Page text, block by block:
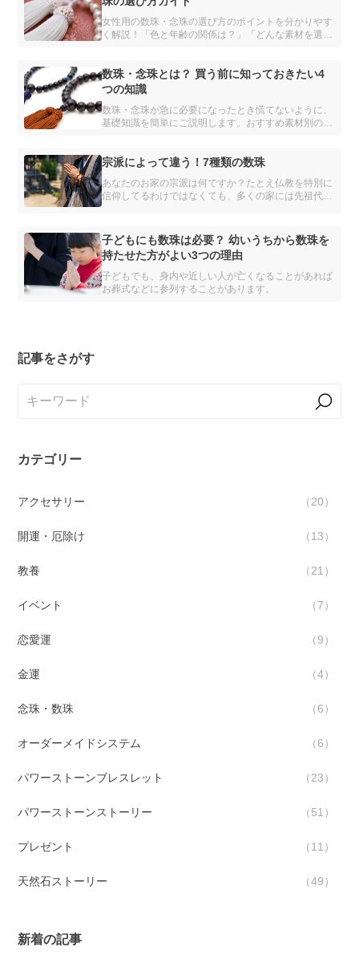
女性用の数珠・念珠の選び方のポイントを分かりやす
く解説！「色と年齢の関係は？」「どんな素材を選べ
分だけの数珠をオーダーメイドできるサービスも。
数珠・念珠とは？ 買う前に知っておきたい4
つの知識
数珠・念珠が急に必要になったとき慌てないように、
基礎知識を簡単にご説明します。おすすめ素材別の略
宗派によって違う！7種類の数珠
あなたのお家の宗派は何ですか？たとえ仏教を特別に
信仰してるわけではなくても、多くの家には先祖代々
子どもにも数珠は必要？ 幼いうちから数珠を
持たせた方がよい3つの理由
子どもでも、身内や近しい人が亡くなることがあれば
お葬式などに参列することがあります。
記事をさがす
カテゴリー
アクセサリー 20
開運・厄除け 13
教養 21
イベント 7
恋愛運 9
金運 4
念珠・数珠 6
オーダーメイドシステム 6
パワーストーンブレスレット 23
パワーストーンストーリー 51
プレゼント 11
天然石ストーリー 49
新着の記事